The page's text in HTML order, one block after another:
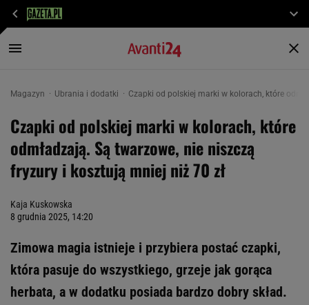
Magazyn Ubrania i dodatki Czapki od polskiej marki w kolorach, które
Czapki od polskiej marki w kolorach, które
odmładzają. Są twarzowe, nie niszczą
fryzury i kosztują mniej niż 70 zł
Kaja Kuskowska
8 grudnia 2025, 14:20
Zimowa magia istnieje i przybiera postać czapki,
która pasuje do wszystkiego, grzeje jak gorąca
herbata, a w dodatku posiada bardzo dobry skład.